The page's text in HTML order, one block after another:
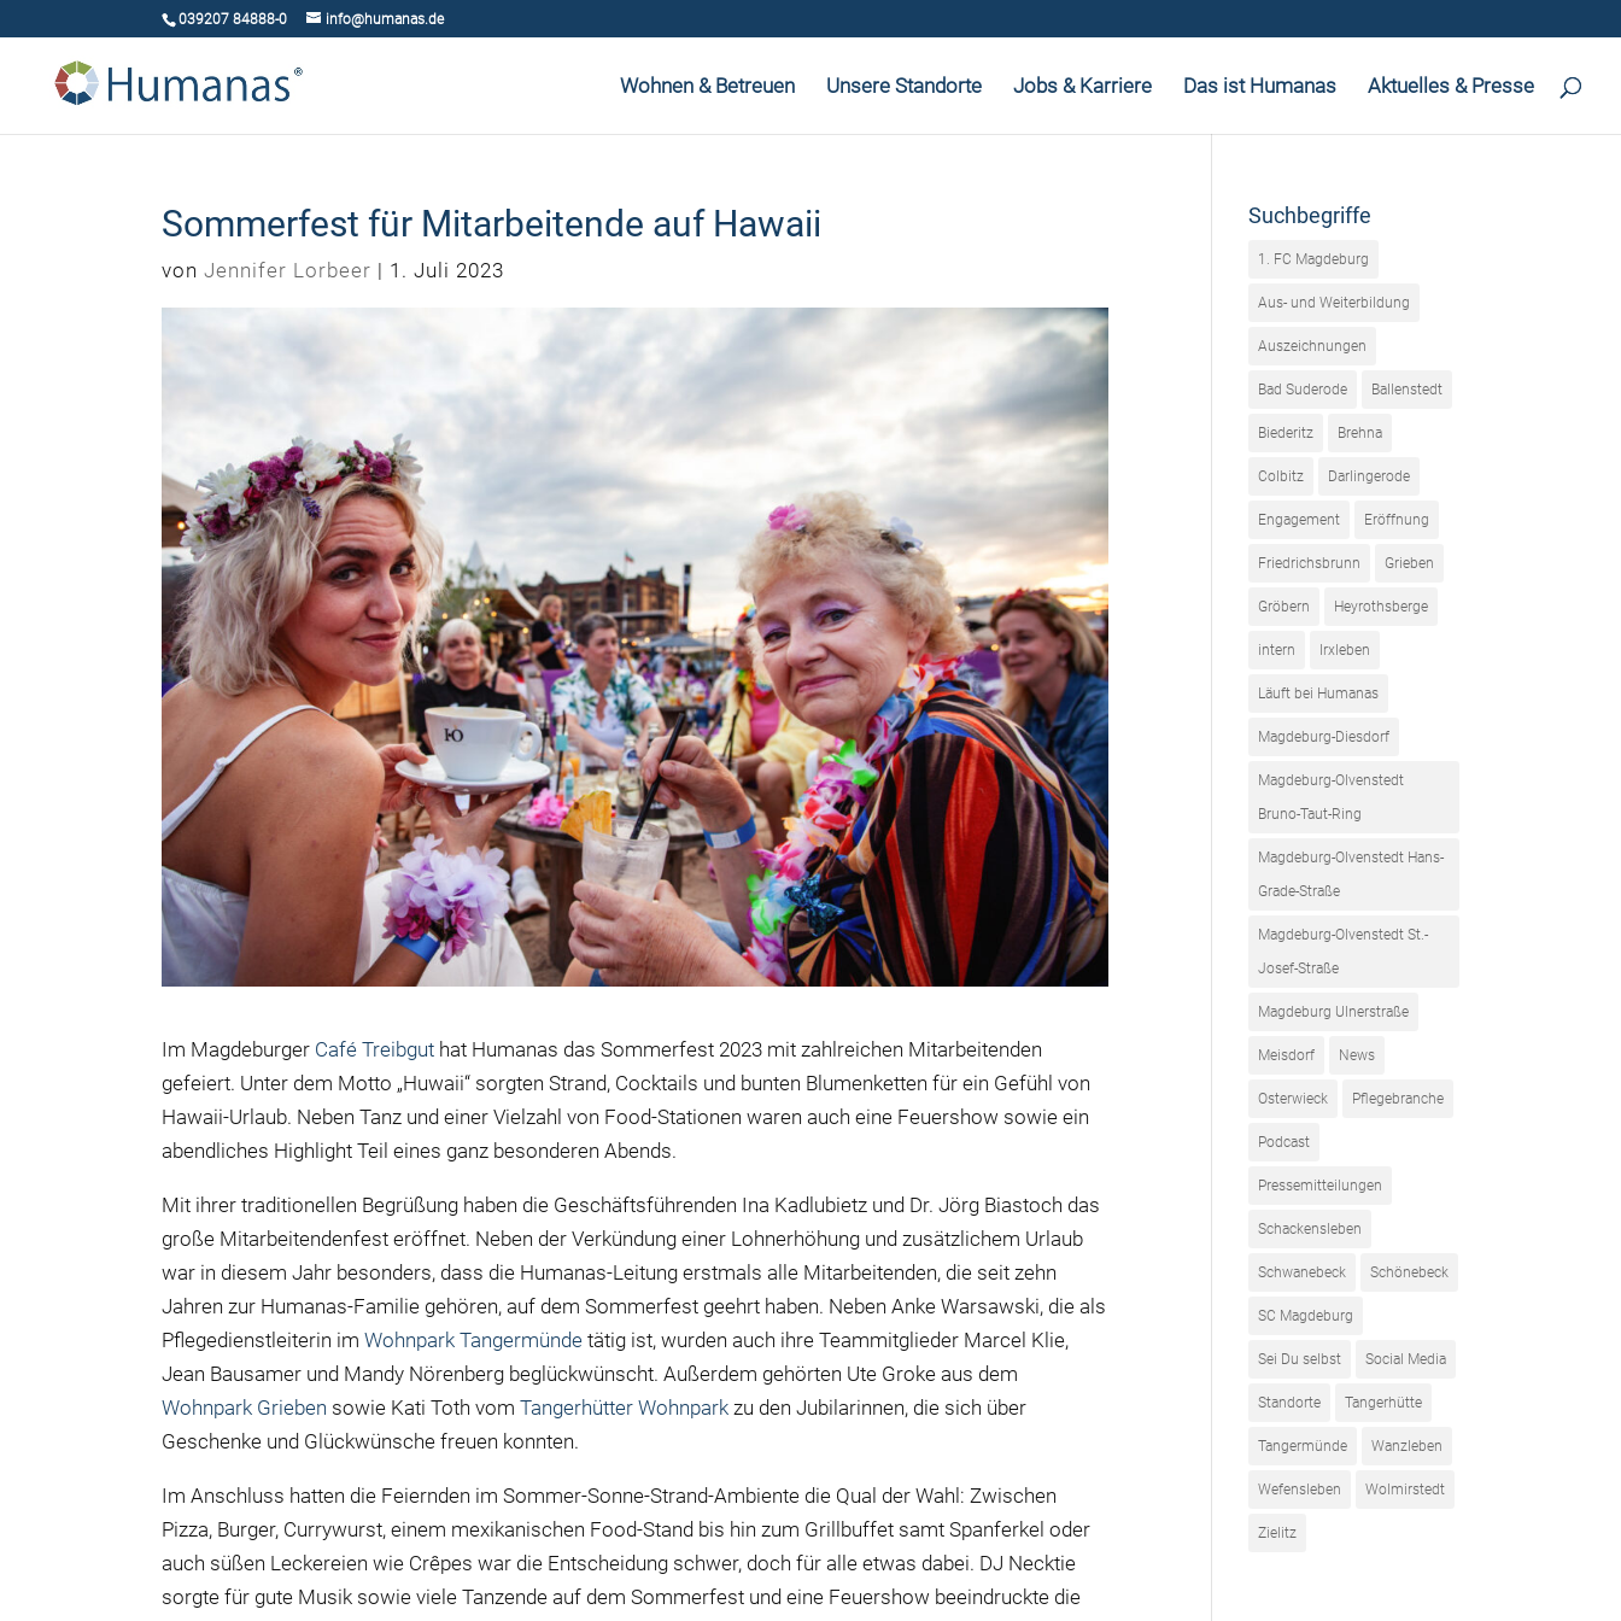
039207 84888-0 info@humanas.de
Wohnen & Betreuen Unsere Standorte Jobs & Karriere Das ist Humanas Aktuelles & Presse
Sommerfest für Mitarbeitende auf Hawaii
vonJennifer Lorbeer | 1. Juli 2023
Im Magdeburger Café Treibgut hat Humanas das Sommerfest 2023 mit zahlreichen Mitarbeitenden
gefeiert. Unter dem Motto „Huwaii“ sorgten Strand, Cocktails und bunten Blumenketten für ein Gefühl von
Hawaii-Urlaub. Neben Tanz und einer Vielzahl von Food-Stationen waren auch eine Feuershow sowie ein
abendliches Highlight Teil eines ganz besonderen Abends.
Mit ihrer traditionellen Begrüßung haben die Geschäftsführenden Ina Kadlubietz und Dr. Jörg Biastoch das
große Mitarbeitendenfest eröffnet. Neben der Verkündung einer Lohnerhöhung und zusätzlichem Urlaub
war in diesem Jahr besonders, dass die Humanas-Leitung erstmals alle Mitarbeitenden, die seit zehn
Jahren zur Humanas-Familie gehören, auf dem Sommerfest geehrt haben. Neben Anke Warsawski, die als
Pflegedienstleiterin imWohnpark Tangermünde tätig ist, wurden auch ihre Teammitglieder Marcel Klie,
Jean Bausamer und Mandy Nörenberg beglückwünscht. Außerdem gehörten Ute Groke aus dem
Wohnpark Grieben sowie Kati Toth vomTangerhütter Wohnpark zu den Jubilarinnen, die sich über
Geschenke und Glückwünsche freuen konnten.
Im Anschluss hatten die Feiernden im Sommer-Sonne-Strand-Ambiente die Qual der Wahl: Zwischen
Pizza, Burger, Currywurst, einem mexikanischen Food-Stand bis hin zum Grillbuffet samt Spanferkel oder
auch süßen Leckereien wie Crêpes war die Entscheidung schwer, doch für alle etwas dabei. DJ Necktie
sorgte für gute Musik sowie viele Tanzende auf dem Sommerfest und eine Feuershow beeindruckte die
Suchbegriffe
1. FC Magdeburg
Aus- und Weiterbildung
Auszeichnungen
Bad Suderode Ballenstedt
Biederitz Brehna
Colbitz Darlingerode
Engagement Eröffnung
Friedrichsbrunn Grieben
Gröbern Heyrothsberge
intern Irxleben
Läuft bei Humanas
Magdeburg-Diesdorf
Magdeburg-Olvenstedt
Bruno-Taut-Ring
Magdeburg-Olvenstedt Hans-
Grade-Straße
Magdeburg-Olvenstedt St.-
Josef-Straße
Magdeburg Ulnerstraße
Meisdorf News
Osterwieck Pflegebranche
Podcast
Pressemitteilungen
Schackensleben
Schwanebeck Schönebeck
SC Magdeburg
Sei Du selbst Social Media
Standorte Tangerhütte
Tangermünde Wanzleben
Wefensleben Wolmirstedt
Zielitz